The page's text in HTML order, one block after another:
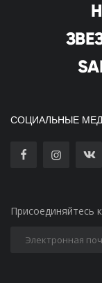
СОЦИАЛЬНЫЕ
Присоединяйтесь